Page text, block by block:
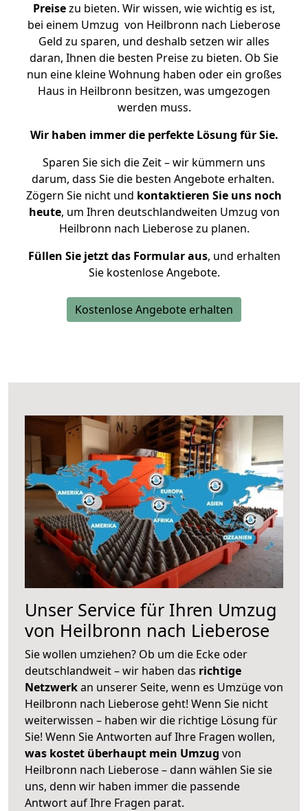
Preisezu bieten. Wir wissen, wie wichtig es ist,
bei einem Umzug von Heilbronn nach Lieberose
Geld zu sparen, und deshalb setzen wir alles
daran, Ihnen die besten Preise zu bieten. Ob Sie
nun eine kleine Wohnung haben oder ein großes
Haus in Heilbronn besitzen, was umgezogen
werden muss.
Wir haben immer die perfekte Lösung für Sie.
Sparen Sie sich die Zeit – wir kümmern uns
darum, dass Sie die besten Angebote erhalten.
Zögern Sie nicht und kontaktieren Sie uns noch
heute, um Ihren deutschlandweiten Umzug von
Heilbronn nach Lieberose zu planen.
Füllen Sie jetzt das Formular aus, und erhalten
Sie kostenlose Angebote.
Kostenlose Angebote erhalten
Unser Service für Ihren Umzug
von Heilbronn nach Lieberose
Sie wollen umziehen? Ob um die Ecke oder
deutschlandweit – wir haben das richtige
Netzwerkan unserer Seite, wenn es Umzüge von
Heilbronn nach Lieberose geht! Wenn Sie nicht
weiterwissen – haben wir die richtige Lösung für
Sie! Wenn Sie Antworten auf Ihre Fragen wollen,
was kostet überhaupt mein Umzug von
Heilbronn nach Lieberose – dann wählen Sie sie
uns, denn wir haben immer die passende
Antwort auf Ihre Fragen parat.